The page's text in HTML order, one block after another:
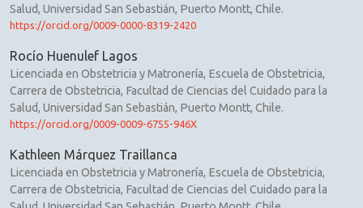
Salud, Universidad San Sebastián, Puerto Montt, Chile.
https://orcid.org/0009-0000-8319-2420
Rocío Huenulef Lagos
Licenciada en Obstetricia y Matronería, Escuela de Obstetricia,
Carrera de Obstetricia, Facultad de Ciencias del Cuidado para la
Salud, Universidad San Sebastián, Puerto Montt, Chile.
https://orcid.org/0009-0009-6755-946X
Kathleen Márquez Traillanca
Licenciada en Obstetricia y Matronería, Escuela de Obstetricia,
Carrera de Obstetricia, Facultad de Ciencias del Cuidado para la